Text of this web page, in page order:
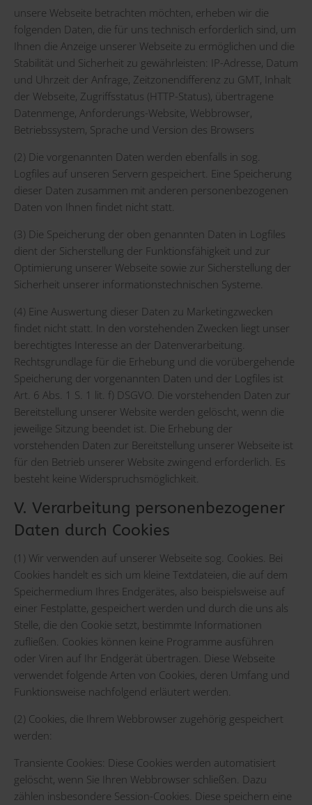
unsere Webseite betrachten möchten, erheben wir die
folgenden Daten, die für uns technisch erforderlich sind, um
Ihnen die Anzeige unserer Webseite zu ermöglichen und die
Stabilität und Sicherheit zu gewährleisten: IP-Adresse, Datum
und Uhrzeit der Anfrage, Zeitzonendifferenz zu GMT, Inhalt
der Webseite, Zugriffsstatus (HTTP-Status), übertragene
Datenmenge, Anforderungs-Website, Webbrowser,
Betriebssystem, Sprache und Version des Browsers
(2) Die vorgenannten Daten werden ebenfalls in sog.
Logfiles auf unseren Servern gespeichert. Eine Speicherung
dieser Daten zusammen mit anderen personenbezogenen
Daten von Ihnen findet nicht statt.
(3) Die Speicherung der oben genannten Daten in Logfiles
dient der Sicherstellung der Funktionsfähigkeit und zur
Optimierung unserer Webseite sowie zur Sicherstellung der
Sicherheit unserer informationstechnischen Systeme.
(4) Eine Auswertung dieser Daten zu Marketingzwecken
findet nicht statt. In den vorstehenden Zwecken liegt unser
berechtigtes Interesse an der Datenverarbeitung.
Rechtsgrundlage für die Erhebung und die vorübergehende
Speicherung der vorgenannten Daten und der Logfiles ist
Art. 6 Abs. 1 S. 1 lit. f) DSGVO. Die vorstehenden Daten zur
Bereitstellung unserer Website werden gelöscht, wenn die
jeweilige Sitzung beendet ist. Die Erhebung der
vorstehenden Daten zur Bereitstellung unserer Webseite ist
für den Betrieb unserer Website zwingend erforderlich. Es
besteht keine Widerspruchsmöglichkeit.
V. Verarbeitung personenbezogener
Daten durch Cookies
(1) Wir verwenden auf unserer Webseite sog. Cookies. Bei
Cookies handelt es sich um kleine Textdateien, die auf dem
Speichermedium Ihres Endgerätes, also beispielsweise auf
einer Festplatte, gespeichert werden und durch die uns als
Stelle, die den Cookie setzt, bestimmte Informationen
zufließen. Cookies können keine Programme ausführen
oder Viren auf Ihr Endgerät übertragen. Diese Webseite
verwendet folgende Arten von Cookies, deren Umfang und
Funktionsweise nachfolgend erläutert werden.
(2) Cookies, die Ihrem Webbrowser zugehörig gespeichert
werden:
Transiente Cookies: Diese Cookies werden automatisiert
gelöscht, wenn Sie Ihren Webbrowser schließen. Dazu
zählen insbesondere Session-Cookies. Diese speichern eine